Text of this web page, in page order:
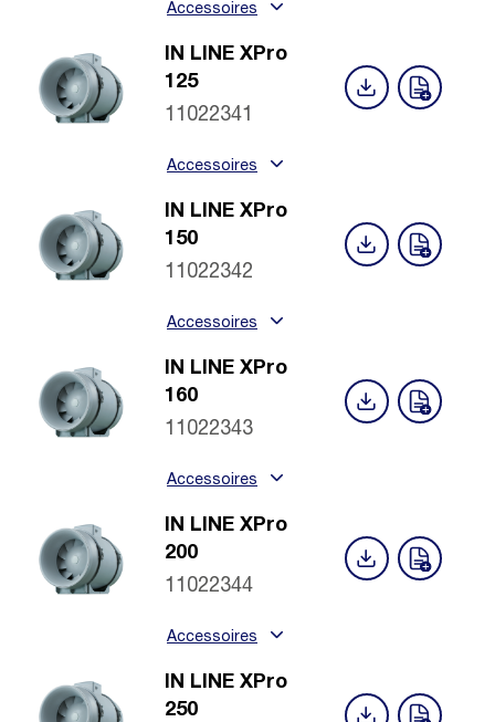
Accessoires
IN LINE XPro
125
11022341
Accessoires
IN LINE XPro
150
11022342
Accessoires
IN LINE XPro
160
11022343
Accessoires
IN LINE XPro
200
11022344
Accessoires
IN LINE XPro
250